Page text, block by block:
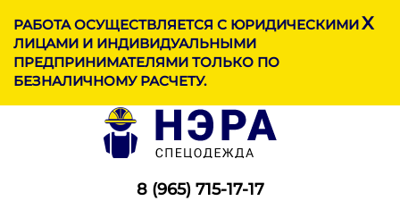
МЕНЮ
РАБОТА ОСУЩЕСТВЛЯЕТСЯ С ЮРИДИЧЕСКИМИ
ЛИЦАМИ И ИНДИВИДУАЛЬНЫМИ
ПРЕДПРИНИМАТЕЛЯМИ ТОЛЬКО ПО
БЕЗНАЛИЧНОМУ РАСЧЕТУ.
X
8 (965) 715-17-17